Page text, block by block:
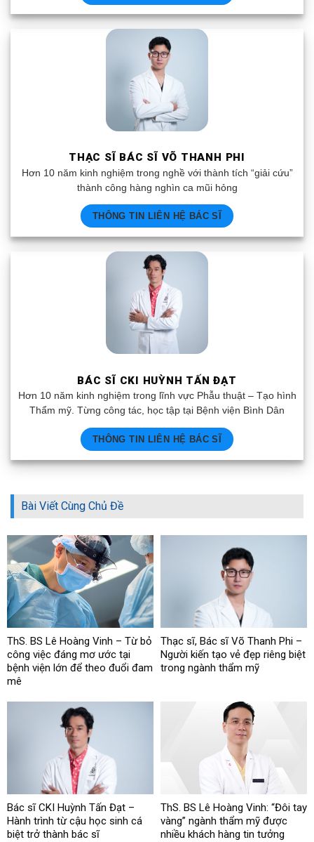
THẠC SĨ BÁC SĨ VÕ THANH PHI
Hơn 10 năm kinh nghiệm trong nghề với thành tích “giải cứu”
thành công hàng nghìn ca mũi hỏng
THÔNG TIN LIÊN HỆ BÁC SĨ
BÁC SĨ CKI HUỲNH TẤN ĐẠT
Hơn 10 năm kinh nghiệm trong lĩnh vực Phẫu thuật – Tạo hình
Thẩm mỹ. Từng công tác, học tập tại Bệnh viện Bình Dân
THÔNG TIN LIÊN HỆ BÁC SĨ
Bài Viết Cùng Chủ Đề
ThS. BS Lê Hoàng Vinh – Từ bỏ
công việc đáng mơ ước tại
bệnh viện lớn để theo đuổi đam
mê
Thạc sĩ, Bác sĩ Võ Thanh Phi –
Người kiến tạo vẻ đẹp riêng biệt
trong ngành thẩm mỹ
Bác sĩ CKI Huỳnh Tấn Đạt –
Hành trình từ cậu học sinh cá
biệt trở thành bác sĩ
ThS. BS Lê Hoàng Vinh: “Đôi tay
vàng” ngành thẩm mỹ được
nhiều khách hàng tin tưởng